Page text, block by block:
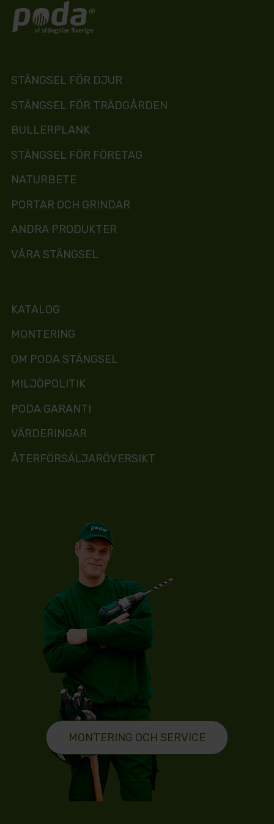
Läs mer om våra garantier.
STÄNGSEL FÖR DJUR
STÄNGSEL FÖR TRÄDGÅRDEN
BULLERPLANK
STÄNGSEL FÖR FÖRETAG
NATURBETE
PORTAR OCH GRINDAR
ANDRA PRODUKTER
VÅRA STÄNGSEL
KATALOG
MONTERING
OM PODA STÄNGSEL
MILJÖPOLITIK
PODA GARANTI
VÄRDERINGAR
ÅTERFÖRSÄLJARÖVERSIKT
MONTERING OCH SERVICE